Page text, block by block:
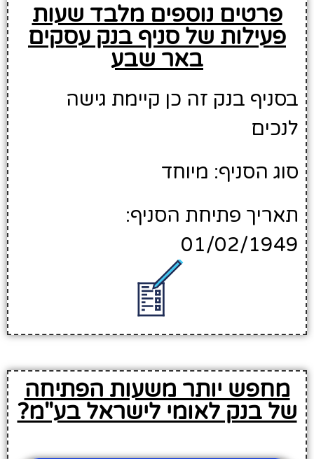
פרטים נוספים מלבד שעות
פעילות של סניף בנק עסקים
באר שבע
בסניף בנק זה כן קיימת גישה
לנכים
סוג הסניף: מיוחד
תאריך פתיחת הסניף:
01/02/1949
מחפש יותר משעות הפתיחה
של בנק לאומי לישראל בע"מ?